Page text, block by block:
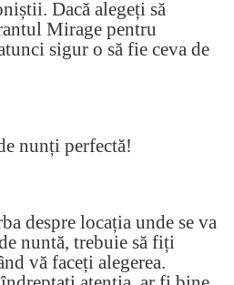
Dacă alegeți să
Mirage pentru
sigur o să fie ceva de
nunți perfectă!
despre locația unde se va
nuntă, trebuie să fiți
vă faceți alegerea.